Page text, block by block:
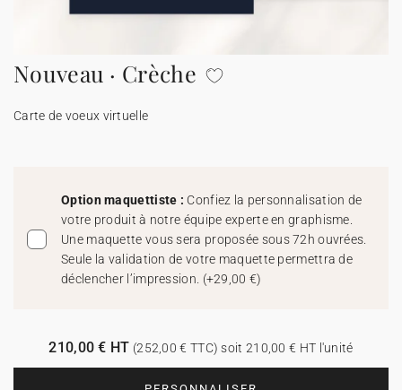
★ Demande d'échantillons
Cartes postales
Présentoirs comptoir
Stickers
Nouveau · Crèche
Carte de voeux virtuelle
Option maquettiste : Confiez la personnalisation de
votre produit à notre équipe experte en graphisme.
Une maquette vous sera proposée sous 72h ouvrées.
Seule la validation de votre maquette permettra de
déclencher l’impression. (+29,00 €)
210,00 € HT (252,00 € TTC) soit 210,00 € HT l'unité